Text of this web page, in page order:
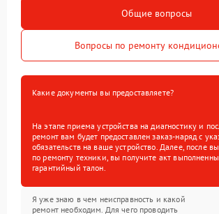
Общие вопросы
Вопросы по ремонту
Какие документы вы предоставляете?
На этапе приема устройства на диагностику и
ремонт вам будет предоставлен заказ-наряд с
обязательств на ваше устройство. Далее, после
по ремонту техники, вы получите акт
гарантийный талон.
Я уже знаю в чем неисправность и какой
ремонт необходим. Для чего проводить